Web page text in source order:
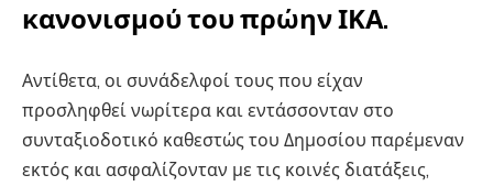
κανονισμού του πρώην ΙΚΑ.
Αντίθετα, οι συνάδελφοί τους που είχαν
προσληφθεί νωρίτερα και εντάσσονταν στο
συνταξιοδοτικό καθεστώς του Δημοσίου παρέμεναν
εκτός και ασφαλίζονταν με τις κοινές διατάξεις,